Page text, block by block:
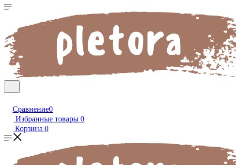
Сравнение0
Избранные товары 0
Корзина 0